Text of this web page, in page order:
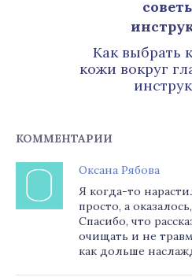
Как выбрать
кожи вокруг
КОММЕНТАРИИ
Оксана Рябова
Я когда-то
просто, а
Спасибо, что
очищать и не
как дольше